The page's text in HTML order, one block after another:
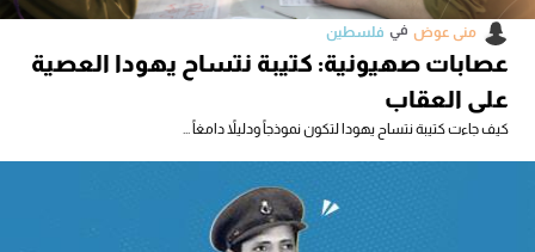
فلسطين في منى عوض
عصابات صهيونية: كتيبة نتساح يهودا العصية
على العقاب
كيف جاءت كتيبة نتساح يهودا لتكون نموذجاً ودليلاً دامغاً ...